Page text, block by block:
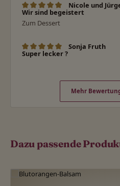
Bewertung mit 5 von 5 Sternen
Nicole und
Wir sind begeistert
Zum Dessert
Bewertung mit 5 von 5 Sternen
Sonja Fruth
Super lecker ?
Mehr
Dazu passende
Produktgalerie überspringen